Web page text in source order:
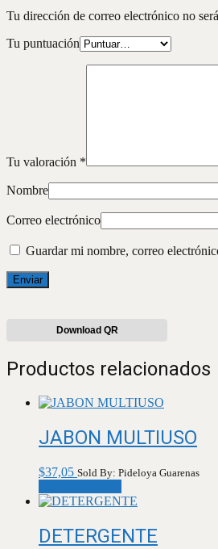
Tu dirección de correo electrónico no
Tu puntuación
Tu valoración *
Nombre
Correo electrónico
Guardar mi nombre, correo
Download QR
Productos relacionados
JABON MULTIUSO
$37,05 Sold By: Pideloya Guarenas
DETERGENTE